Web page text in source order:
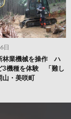
日
林業機械を操作 ハ
3機種を体験 「難し
山・美咲町